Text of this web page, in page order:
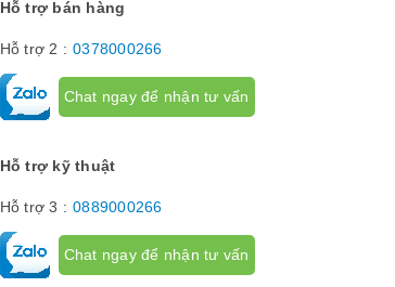
Hỗ trợ bán hàng
Hỗ trợ 2 : 0378000266
Chat ngay để nhận tư vấn
Hỗ trợ kỹ thuật
Hỗ trợ 3 : 0889000266
Chat ngay để nhận tư vấn